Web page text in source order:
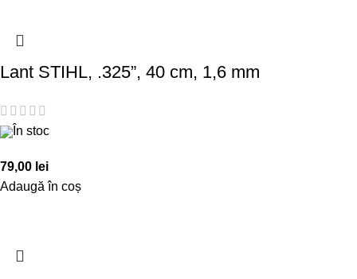
Lant STIHL, .325”, 40 cm, 1,6 mm
În stoc
79,00 lei
Adaugă în coș